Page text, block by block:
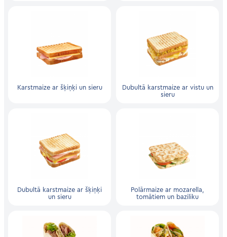
Karstmaize ar šķiņķi un sieru
Dubultā karstmaize ar vistu un
sieru
Dubultā karstmaize ar šķiņķi
un sieru
Polārmaize ar mozarella,
tomātiem un baziliku